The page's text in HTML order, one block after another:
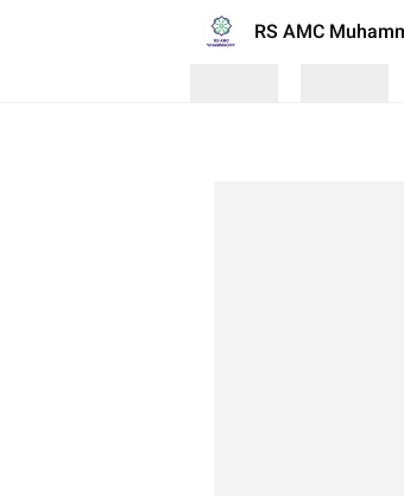
RS AMC